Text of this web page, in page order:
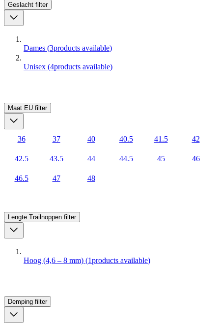
Geslacht filter
Dames (3products available)
Unisex (4products available)
Maat EU filter
36 37 40 40.5 41.5 42
42.5 43.5 44 44.5 45 46
46.5 47 48
Lengte Trailnoppen filter
Hoog (4,6 – 8 mm) (1products available)
Demping filter